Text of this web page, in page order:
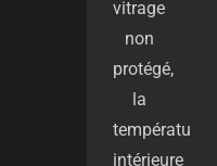
vitrage
non
protégé,
la
température
intérieure